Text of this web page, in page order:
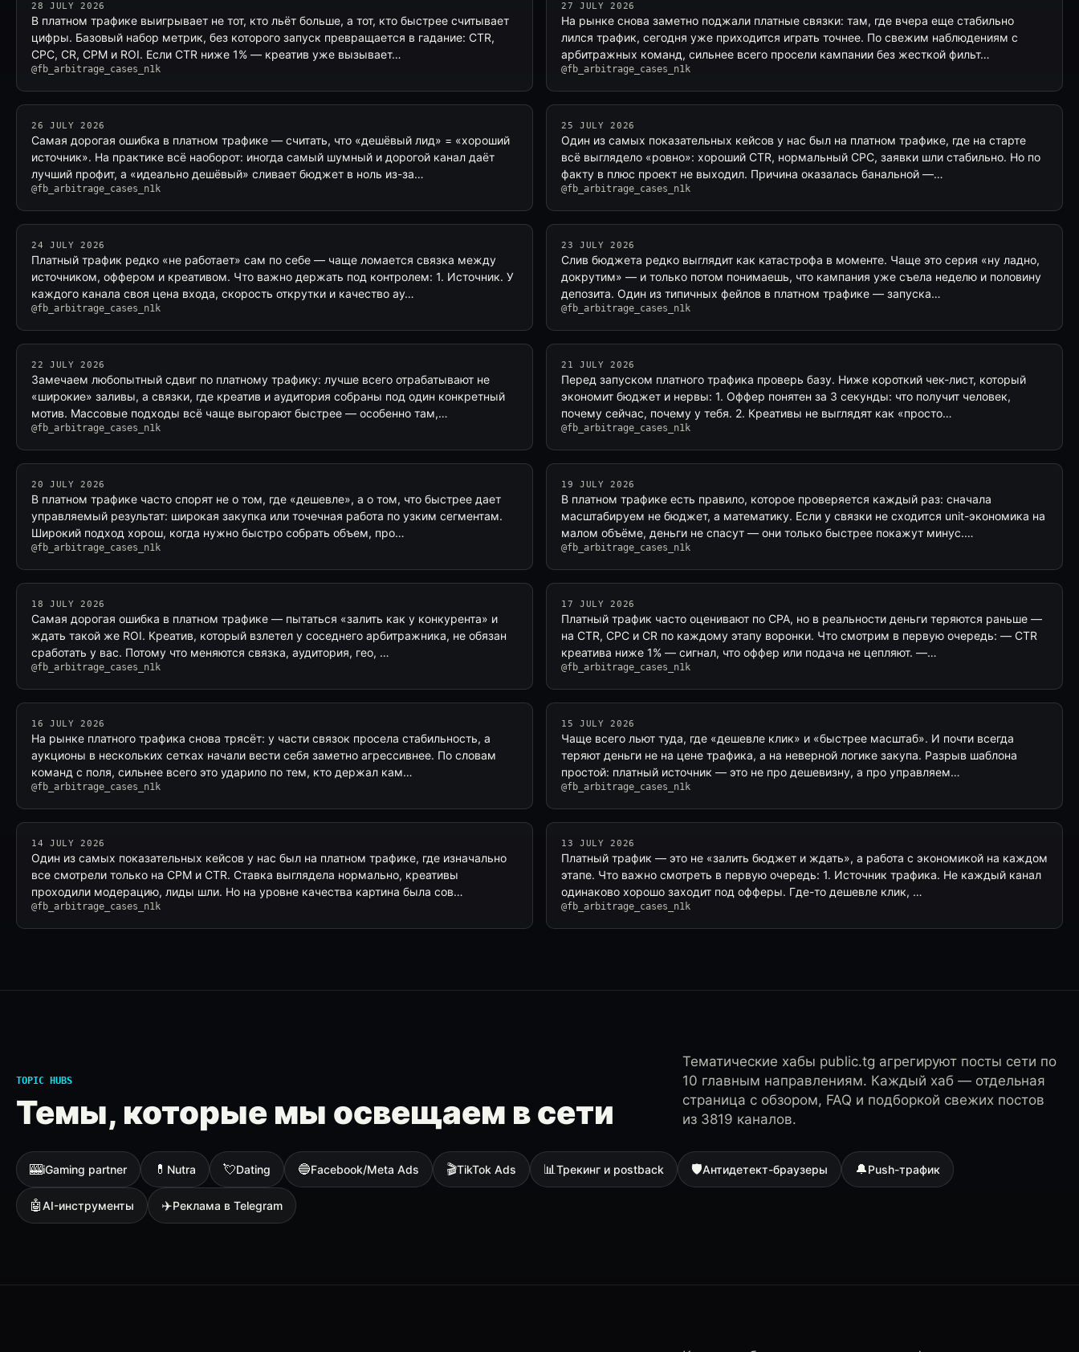
28 JULY 2026
В платном трафике выигрывает не тот, кто льёт больше, а тот, кто быстрее считывает
цифры. Базовый набор метрик, без которого запуск превращается в гадание: CTR,
CPC, CR, CPM и ROI. Если CTR ниже 1% — креатив уже вызывает…
@fb_arbitrage_cases_n1k
27 JULY 2026
На рынке снова заметно поджали платные связки: там, где вчера еще стабильно
лился трафик, сегодня уже приходится играть точнее. По свежим наблюдениям с
арбитражных команд, сильнее всего просели кампании без жесткой фильт…
@fb_arbitrage_cases_n1k
26 JULY 2026
Самая дорогая ошибка в платном трафике — считать, что «дешёвый лид» = «хороший
источник». На практике всё наоборот: иногда самый шумный и дорогой канал даёт
лучший профит, а «идеально дешёвый» сливает бюджет в ноль из-за…
@fb_arbitrage_cases_n1k
25 JULY 2026
Один из самых показательных кейсов у нас был на платном трафике, где на старте
всё выглядело «ровно»: хороший CTR, нормальный CPC, заявки шли стабильно. Но по
факту в плюс проект не выходил. Причина оказалась банальной —…
@fb_arbitrage_cases_n1k
24 JULY 2026
Платный трафик редко «не работает» сам по себе — чаще ломается связка между
источником, оффером и креативом. Что важно держать под контролем: 1. Источник. У
каждого канала своя цена входа, скорость открутки и качество ау…
@fb_arbitrage_cases_n1k
23 JULY 2026
Слив бюджета редко выглядит как катастрофа в моменте. Чаще это серия «ну ладно,
докрутим» — и только потом понимаешь, что кампания уже съела неделю и половину
депозита. Один из типичных фейлов в платном трафике — запуска…
@fb_arbitrage_cases_n1k
22 JULY 2026
Замечаем любопытный сдвиг по платному трафику: лучше всего отрабатывают не
«широкие» заливы, а связки, где креатив и аудитория собраны под один конкретный
мотив. Массовые подходы всё чаще выгорают быстрее — особенно там,…
@fb_arbitrage_cases_n1k
21 JULY 2026
Перед запуском платного трафика проверь базу. Ниже короткий чек-лист, который
экономит бюджет и нервы: 1. Оффер понятен за 3 секунды: что получит человек,
почему сейчас, почему у тебя. 2. Креативы не выглядят как «просто…
@fb_arbitrage_cases_n1k
20 JULY 2026
В платном трафике часто спорят не о том, где «дешевле», а о том, что быстрее дает
управляемый результат: широкая закупка или точечная работа по узким сегментам.
Широкий подход хорош, когда нужно быстро собрать объем, про…
@fb_arbitrage_cases_n1k
19 JULY 2026
В платном трафике есть правило, которое проверяется каждый раз: сначала
масштабируем не бюджет, а математику. Если у связки не сходится unit-экономика на
малом объёме, деньги не спасут — они только быстрее покажут минус.…
@fb_arbitrage_cases_n1k
18 JULY 2026
Самая дорогая ошибка в платном трафике — пытаться «залить как у конкурента» и
ждать такой же ROI. Креатив, который взлетел у соседнего арбитражника, не обязан
сработать у вас. Потому что меняются связка, аудитория, гео, …
@fb_arbitrage_cases_n1k
17 JULY 2026
Платный трафик часто оценивают по CPA, но в реальности деньги теряются раньше —
на CTR, CPC и CR по каждому этапу воронки. Что смотрим в первую очередь: — CTR
креатива ниже 1% — сигнал, что оффер или подача не цепляют. —…
@fb_arbitrage_cases_n1k
16 JULY 2026
На рынке платного трафика снова трясёт: у части связок просела стабильность, а
аукционы в нескольких сетках начали вести себя заметно агрессивнее. По словам
команд с поля, сильнее всего это ударило по тем, кто держал кам…
@fb_arbitrage_cases_n1k
15 JULY 2026
Чаще всего льют туда, где «дешевле клик» и «быстрее масштаб». И почти всегда
теряют деньги не на цене трафика, а на неверной логике закупа. Разрыв шаблона
простой: платный источник — это не про дешевизну, а про управляем…
@fb_arbitrage_cases_n1k
14 JULY 2026
Один из самых показательных кейсов у нас был на платном трафике, где изначально
все смотрели только на CPM и CTR. Ставка выглядела нормально, креативы
проходили модерацию, лиды шли. Но на уровне качества картина была сов…
@fb_arbitrage_cases_n1k
13 JULY 2026
Платный трафик — это не «залить бюджет и ждать», а работа с экономикой на каждом
этапе. Что важно смотреть в первую очередь: 1. Источник трафика. Не каждый канал
одинаково хорошо заходит под офферы. Где-то дешевле клик, …
@fb_arbitrage_cases_n1k
TOPIC HUBS
Темы, которые мы освещаем в сети
Тематические хабы public.tg агрегируют посты сети по
10 главным направлениям. Каждый хаб — отдельная
страница с обзором, FAQ и подборкой свежих постов
из 3819 каналов.
🎰iGaming partner 💊 Nutra 💘Dating 🔵Facebook/Meta Ads 🎬TikTok Ads 📊Трекинг и postback 🛡Антидетект-браузеры 🔔Push-трафик
🤖AI-инструменты ✈️Реклама в Telegram